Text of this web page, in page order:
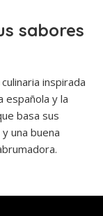
sabores
inspirada
española y la
basa sus
una buena